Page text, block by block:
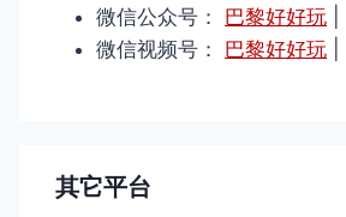
微信公众号： 巴黎好好玩
微信视频号： 巴黎好好玩
其它平台